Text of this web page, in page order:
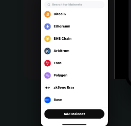
Português (Portugal)
Bahasa Indonesia
Português (Brasil)
Español (Argentina)